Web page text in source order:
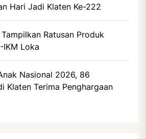
Hari Jadi Klaten Ke-222
Ratusan Produk
IKM Loka
Nasional 2026, 86
Klaten Terima Penghargaan